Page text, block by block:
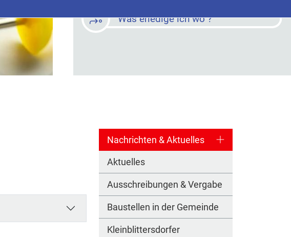
Was erledige ich wo ?
Nachrichten & Aktuelles
Aktuelles
Ausschreibungen & Vergabe
Baustellen in der Gemeinde
Kleinblittersdorfer